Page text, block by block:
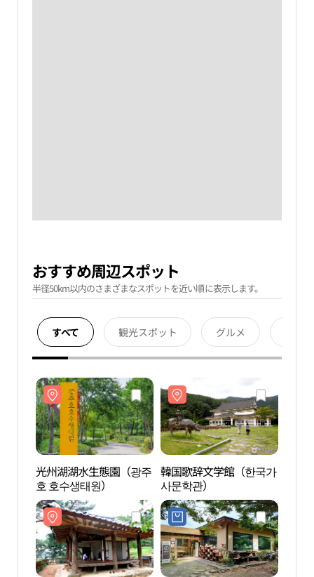
おすすめ周辺スポット
半径50km以内のさまざまなスポットを近い順に表示します。
すべて 観光スポット グルメ
光州湖湖水生態園（광주
호 호수생태원）
韓国歌辞文学館（한국가
사문학관）